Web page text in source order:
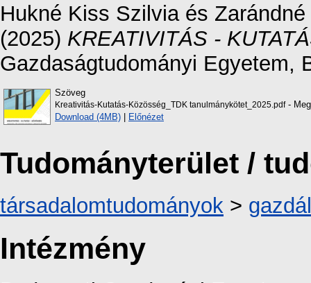
Hukné Kiss Szilviaés
(2025) KREATIVITÁS -
Gazdaságtudományi Egyetem,
Szöveg
Kreativitás-Kutatás-Közösség_TDK tanulmánykötet_2025.pdf-
Download (4MB) | Előnézet
Tudományterület /
társadalomtudományok >
Intézmény